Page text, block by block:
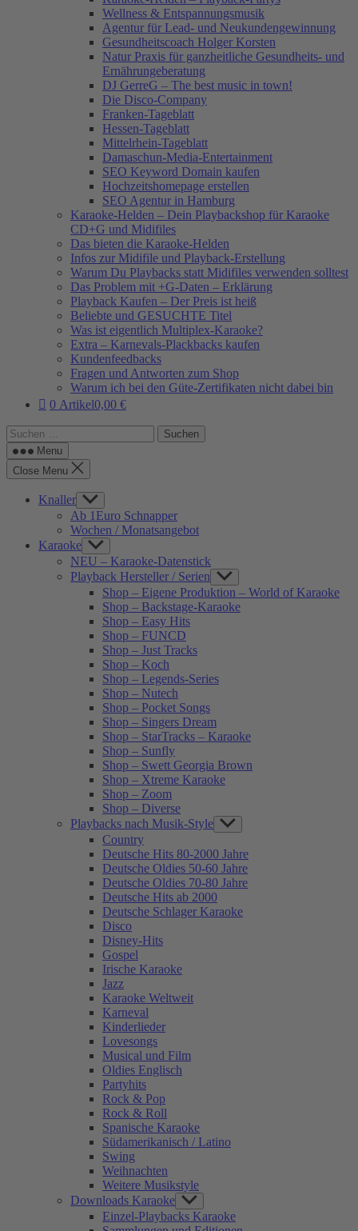
Wellness & Entspannungsmusik
Agentur für Lead- und Neukundengewinnung
Gesundheitscoach Holger Korsten
Natur Praxis für ganzheitliche Gesundheits- und
Ernährungeberatung
DJ GerreG – The best music in town!
Die Disco-Company
Franken-Tageblatt
Hessen-Tageblatt
Mittelrhein-Tageblatt
Damaschun-Media-Entertainment
SEO Keyword Domain kaufen
Hochzeitshomepage erstellen
SEO Agentur in Hamburg
Karaoke-Helden – Dein Playbackshop für Karaoke
CD+G und Midifiles
Das bieten die Karaoke-Helden
Infos zur Midifile und Playback-Erstellung
Warum Du Playbacks statt Midifiles verwenden solltest
Das Problem mit +G-Daten – Erklärung
Playback Kaufen – Der Preis ist heiß
Beliebte und GESUCHTE Titel
Was ist eigentlich Multiplex-Karaoke?
Extra – Karnevals-Plackbacks kaufen
Kundenfeedbacks
Fragen und Antworten zum Shop
Warum ich bei den Güte-Zertifikaten nicht dabei bin
0 Artikel0,00 €
Suchen
nach: Menu
Close Menu
Knaller Show
sub
menu
Ab 1Euro Schnapper
Wochen / Monatsangebot
Karaoke Show
sub
menu
NEU – Karaoke-Datenstick
Playback Hersteller / Serien Show
sub
menu
Shop – Eigene Produktion – World of Karaoke
Shop – Backstage-Karaoke
Shop – Easy Hits
Shop – FUNCD
Shop – Just Tracks
Shop – Koch
Shop – Legends-Series
Shop – Nutech
Shop – Pocket Songs
Shop – Singers Dream
Shop – StarTracks – Karaoke
Shop – Sunfly
Shop – Swett Georgia Brown
Shop – Xtreme Karaoke
Shop – Zoom
Shop – Diverse
Playbacks nach Musik-Style Show
sub
menu
Country
Deutsche Hits 80-2000 Jahre
Deutsche Oldies 50-60 Jahre
Deutsche Oldies 70-80 Jahre
Deutsche Hits ab 2000
Deutsche Schlager Karaoke
Disco
Disney-Hits
Gospel
Irische Karaoke
Jazz
Karaoke Weltweit
Karneval
Kinderlieder
Lovesongs
Musical und Film
Oldies Englisch
Partyhits
Rock & Pop
Rock & Roll
Spanische Karaoke
Südamerikanisch / Latino
Swing
Weihnachten
Weitere Musikstyle
Downloads Karaoke Show
sub
menu
Einzel-Playbacks Karaoke